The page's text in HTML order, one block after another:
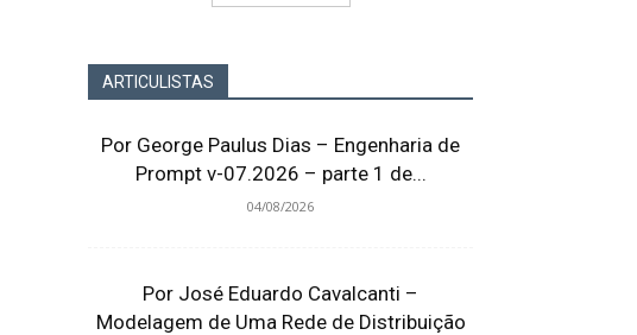
ARTICULISTAS
Por George Paulus Dias – Engenharia de
Prompt v-07.2026 – parte 1 de...
04/08/2026
Por José Eduardo Cavalcanti –
Modelagem de Uma Rede de Distribuição